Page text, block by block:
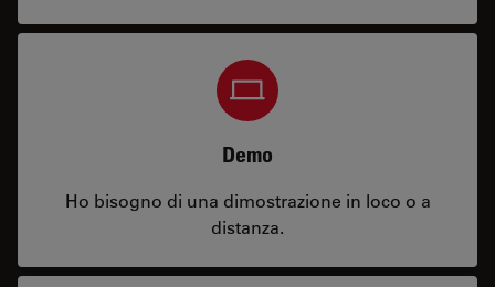
Demo
Ho bisogno di una dimostrazione in loco o a
distanza.